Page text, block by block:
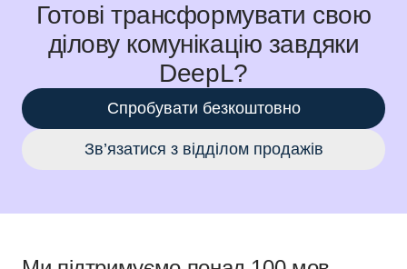
Готові трансформувати свою
ділову комунікацію завдяки
DeepL?
Спробувати безкоштовно
Зв’язатися з відділом продажів